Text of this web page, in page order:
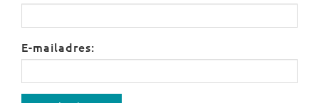
E-mailadres: